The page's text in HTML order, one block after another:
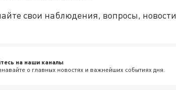
свои наблюдения, вопросы, новости
на наши каналы
о главных новостях и важнейших событиях дня.